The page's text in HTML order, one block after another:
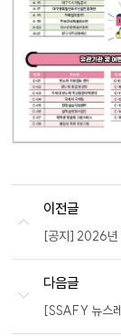
이전글
[공지] 2026년
다음글